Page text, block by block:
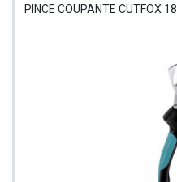
PINCE COUPANTE CUTFOX 18